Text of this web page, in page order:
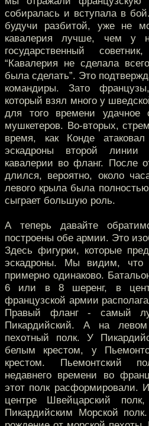
собиралась и вступала в
будучи разбитой, уже не
кавалерия лучше, чем у
государственный
“Кавалерия не сделала
была сделать”. Это
командиры. Зато
который взял много у
для того времени
мушкетеров. Во-вторых,
время, как Конде
эскадроны второй линии
кавалерии во фланг. После
длился, вероятно, около
левого крыла была
сыграет большую роль.
А теперь давайте
построены обе армии. Это
Здесь фигурки, которые
эскадроны. Мы видим, что
примерно одинаково.
6 или в 8 шеренг, в
французской армии
Правый фланг - самый
Пикардийский. А на
пехотный полк. У
белым крестом, у
крестом. Пьемонтский
недавнего времени во
этот полк расформировали.
центре Швейцарский
Пикардийским Морской